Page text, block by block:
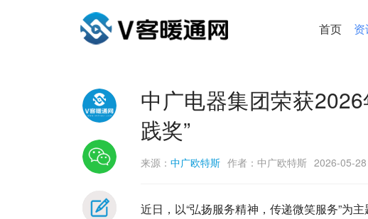
首页
中广电器集团荣获
践奖”
来源： 中广欧特斯 作者：中广欧特斯 2026-05-
近日，以“弘扬服务精神，传递微笑服务”为